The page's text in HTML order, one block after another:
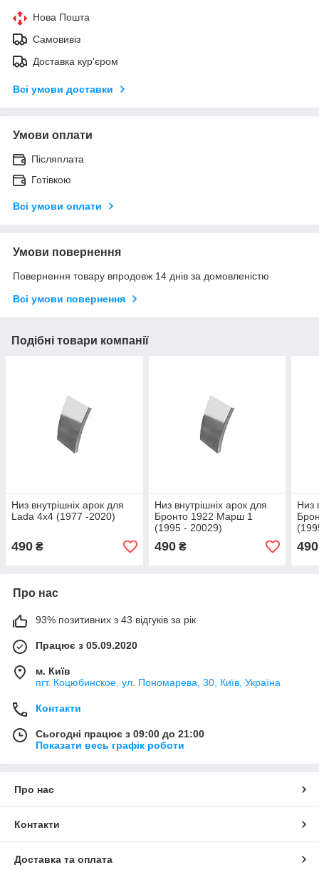
Нова Пошта
Самовивіз
Доставка кур'єром
Всі умови доставки
Умови оплати
Післяплата
Готівкою
Всі умови оплати
Умови повернення
Повернення товару впродовж 14 днів за домовленістю
Всі умови повернення
Подібні товари компанії
Низ внутрішніх арок для
Lada 4x4 (1977 -2020)
490 ₴
Низ внутрішніх арок для
Бронто 1922 Марш 1
(1995 - 20029)
490₴
Низ
490
Про нас
93% позитивних з 43 відгуків за рік
Працює з 05.09.2020
м. Київ
пгт. Коцюбинское, ул. Пономарева, 30, Київ, Україна
Контакти
Сьогодні працює з 09:00 до 21:00
Показати весь графік роботи
Про нас
Контакти
Доставка та оплата